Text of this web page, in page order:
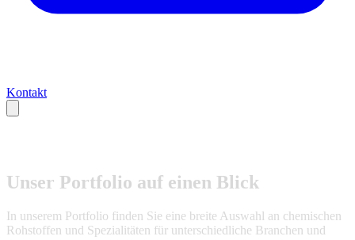
Kontakt
Unser Portfolio auf einen Blick
In unserem Portfolio finden Sie eine breite Auswahl an chemischen
Rohstoffen und Spezialitäten für unterschiedliche Branchen und